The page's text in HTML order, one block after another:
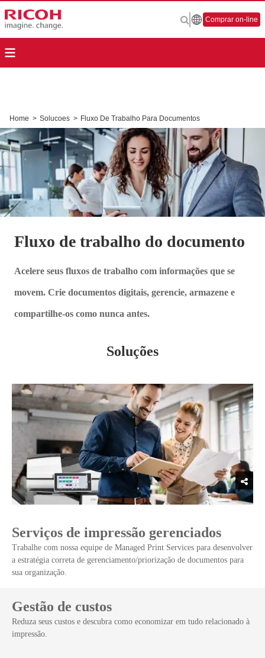
Comprar on-line
Home > Solucoes > Fluxo De Trabalho Para Documentos
Fluxo de trabalho do documento
Acelere seus fluxos de trabalho com informações que se
movem. Crie documentos digitais, gerencie, armazene e
compartilhe-os como nunca antes.
Soluções
Serviços de impressão gerenciados
Trabalhe com nossa equipe de Managed Print Services para desenvolver
a estratégia correta de gerenciamento/priorização de documentos para
sua organização.
Gestão de custos
Reduza seus custos e descubra como economizar em tudo relacionado à
impressão.